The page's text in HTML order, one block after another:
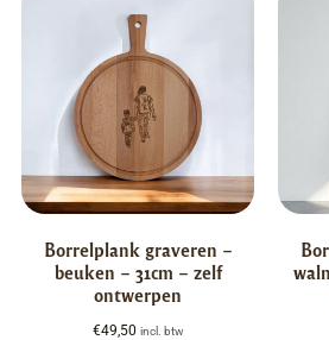
Borrelplank graveren –
beuken – 31cm – zelf
ontwerpen
€49,50 incl. btw